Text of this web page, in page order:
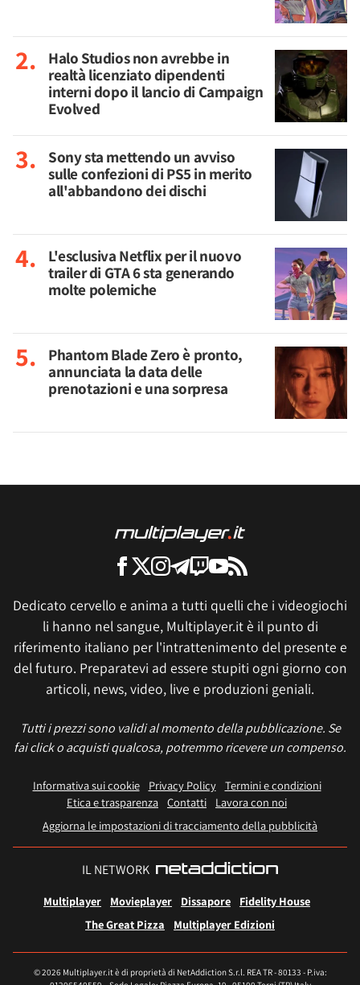
Halo Studios non avrebbe in
realtà licenziato dipendenti
interni dopo il lancio di Campaign
Evolved
Sony sta mettendo un avviso
sulle confezioni di PS5 in merito
all'abbandono dei dischi
L'esclusiva Netflix per il nuovo
trailer di GTA 6 sta generando
molte polemiche
Phantom Blade Zero è pronto,
annunciata la data delle
prenotazioni e una sorpresa
Dedicato cervello e anima a tutti quelli che i videogiochi
li hanno nel sangue, Multiplayer.it è il punto di
riferimento italiano per l'intrattenimento del presente e
del futuro. Preparatevi ad essere stupiti ogni giorno con
articoli, news, video, live e produzioni geniali.
Tutti i prezzi sono validi al momento della pubblicazione. Se
fai click o acquisti qualcosa, potremmo ricevere un compenso.
Informativa sui cookie Privacy Policy
Termini e condizioni
Etica e trasparenza Contatti
Lavora con noi
Aggiorna le impostazioni di tracciamento della pubblicità
IL NETWORK
Multiplayer Movieplayer Dissapore
Fidelity House
The Great Pizza
Multiplayer Edizioni
© 2026 Multiplayer.it è di proprietà di NetAddiction S.r.l. REA TR - 80133 - P.iva: